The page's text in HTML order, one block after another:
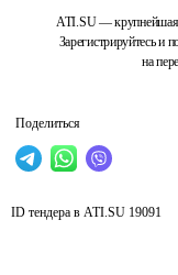
ATI.SU — крупнейшая
Зарегистрируйтесь и
на
Поделиться
ID тендера в ATI.SU 19091